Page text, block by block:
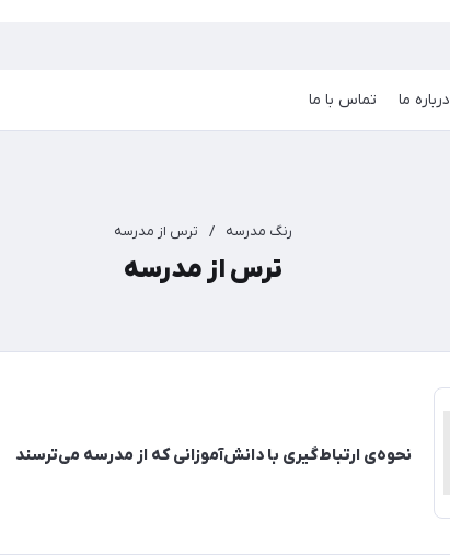
درباره ما تماس با ما
رنگ مدرسه / ترس از مدرسه
ترس از مدرسه
نحوه‌ی ارتباط‌گیری با دانش‌آموزانی که از مدرسه می‌ترسند